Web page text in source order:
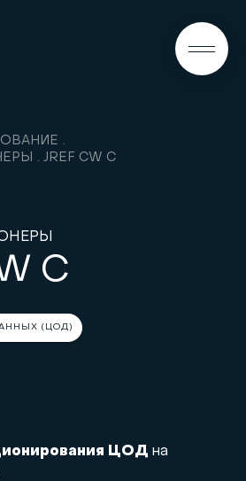
JREF CW C
C
(ЦОД)
ЦОД на